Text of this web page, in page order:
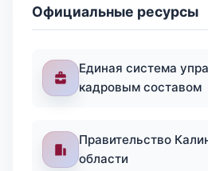
Официальные ресурсы
Единая система
кадровым составом
Правительство
области